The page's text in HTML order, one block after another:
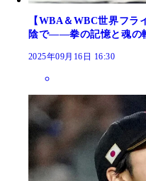
【WBA＆WBC世界フラ
陰で――拳の記憶と魂の
2025年09月16日 16:30